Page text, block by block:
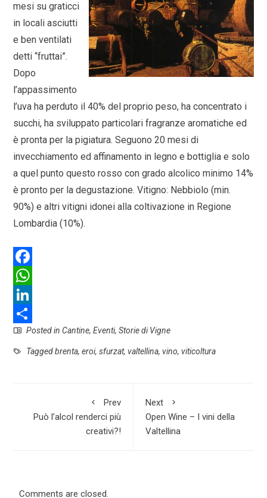
mesi su graticci
in locali asciutti
e ben ventilati
detti “fruttai”.
Dopo
l’appassimento
l’uva ha perduto il 40% del proprio peso, ha concentrato i
succhi, ha sviluppato particolari fragranze aromatiche ed
è pronta per la pigiatura. Seguono 20 mesi di
invecchiamento ed affinamento in legno e bottiglia e solo
a quel punto questo rosso con grado alcolico minimo 14%
è pronto per la degustazione. Vitigno: Nebbiolo (min.
90%) e altri vitigni idonei alla coltivazione in Regione
Lombardia (10%).
F
a
c
e
b
W
h
a
t
L
i
n
S
h
Posted in Cantine,Eventi,Storie di Vigne
Taggedbrenta,eroi,sfurzat,valtellina,vino,viticoltura
Prev
Può l’alcol renderci più
creativi?!
Next
Open Wine – I vini della
Valtellina
Comments are closed.